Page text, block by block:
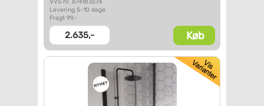
Levering 5-10 dage
Fragt 99,-
2.635,- Køb